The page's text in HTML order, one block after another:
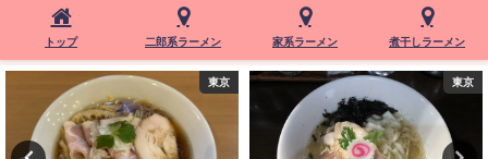
トップ 二郎系ラーメン 家系ラーメン 煮干しラーメン
東京 東京